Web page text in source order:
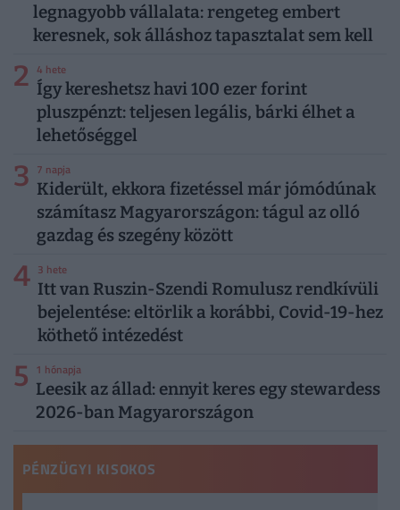
legnagyobb vállalata: rengeteg embert
keresnek, sok álláshoz tapasztalat sem kell
2 4 hete
Így kereshetsz havi 100 ezer forint
pluszpénzt: teljesen legális, bárki élhet a
lehetőséggel
3 7 napja
Kiderült, ekkora fizetéssel már jómódúnak
számítasz Magyarországon: tágul az olló
gazdag és szegény között
4 3 hete
Itt van Ruszin-Szendi Romulusz rendkívüli
bejelentése: eltörlik a korábbi, Covid-19-hez
köthető intézedést
5 1 hónapja
Leesik az állad: ennyit keres egy stewardess
2026-ban Magyarországon
PÉNZÜGYI KISOKOS